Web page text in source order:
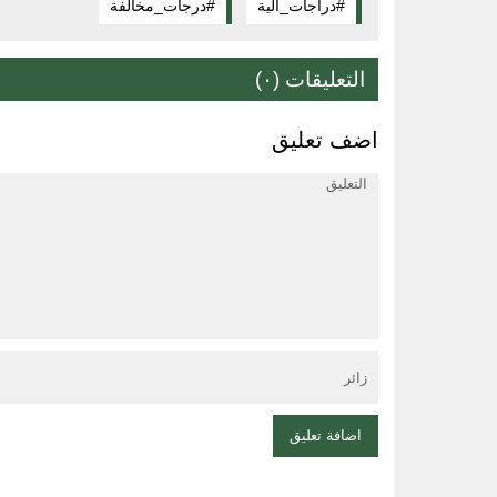
#دراجات_آلية #درجات_مخالفة
التعليقات (٠)
اضف تعليق